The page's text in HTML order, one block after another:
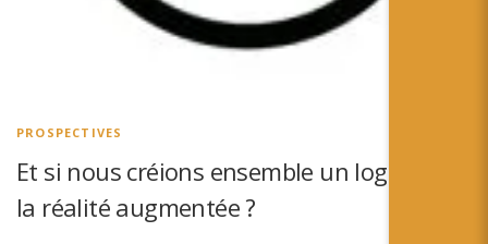
PROSPECTIVES
Et si nous créions ensemble un logo pour
la réalité augmentée ?